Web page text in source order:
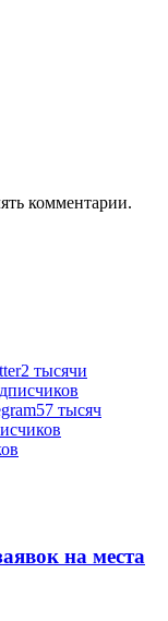
комментарии.
2 тысячи
57 тысяч
на места